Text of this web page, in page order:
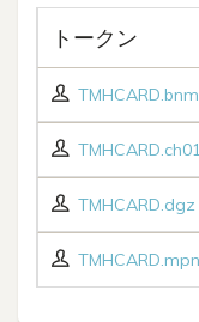
トークン
TMHCARD.dgz